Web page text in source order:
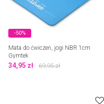
-50%
Mata do ćwiczeń, jogi NBR 1cm
Gymtek
34,95 zł 69,95zł